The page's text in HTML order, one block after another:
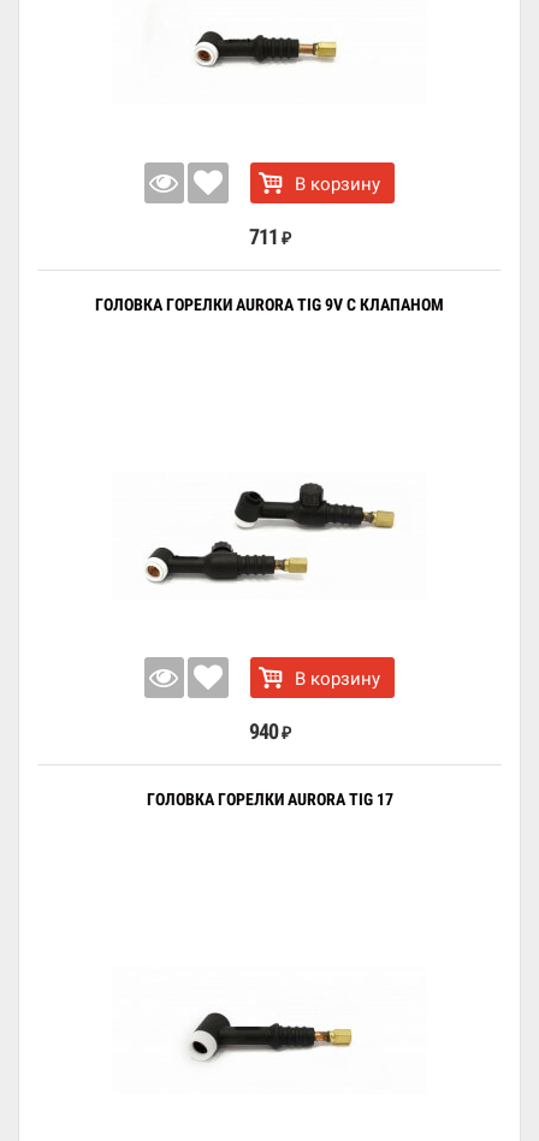
В корзину
711 ₽
ГОЛОВКА ГОРЕЛКИ AURORA TIG 9V С КЛАПАНОМ
В корзину
940 ₽
ГОЛОВКА ГОРЕЛКИ AURORA TIG 17